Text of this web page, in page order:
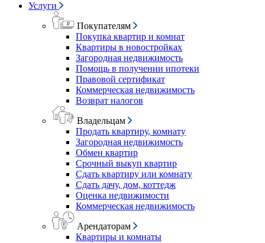
Услуги
Покупателям
Покупка квартир и комнат
Квартиры в новостройках
Загородная недвижимость
Помощь в получении ипотеки
Правовой сертификат
Коммерческая недвижимость
Возврат налогов
Владельцам
Продать квартиру, комнату
Загородная недвижимость
Обмен квартир
Срочный выкуп квартир
Сдать квартиру или комнату
Сдать дачу, дом, коттедж
Оценка недвижимости
Коммерческая недвижимость
Арендаторам
Квартиры и комнаты